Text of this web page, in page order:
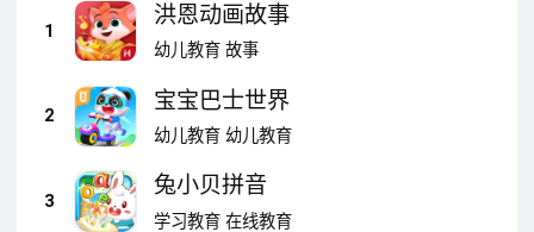
1
洪恩动画故事
幼儿教育 故事
2
宝宝巴士世界
幼儿教育 幼儿教育
3
兔小贝拼音
学习教育 在线教育